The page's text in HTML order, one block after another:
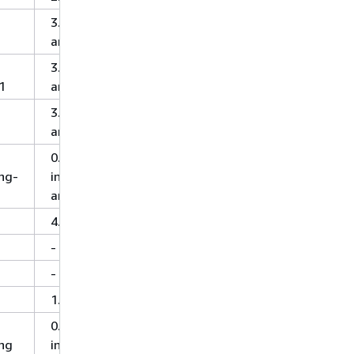
3.1.2-
amzn-0
3.2.1-
amzn-0
3.1.2-
amzn-0
0.5.0-
incubating-
amzn-1
4.4.0
-
-
1.0.0
0.6.0-
incubating